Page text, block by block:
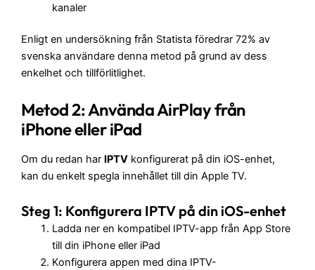
kanaler
Enligt en undersökning från Statista föredrar 72% av
svenska användare denna metod på grund av dess
enkelhet och tillförlitlighet.
Metod 2: Använda AirPlay från
iPhone eller iPad
Om du redan har IPTV konfigurerat på din iOS-enhet,
kan du enkelt spegla innehållet till din Apple TV.
Steg 1: Konfigurera IPTV på din iOS-enhet
Ladda ner en kompatibel IPTV-app från App Store
till din iPhone eller iPad
Konfigurera appen med dina IPTV-